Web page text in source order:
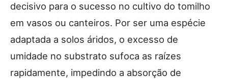
decisivo para o sucesso no cultivo do tomilho
em vasos ou canteiros. Por ser uma espécie
adaptada a solos áridos, o excesso de
umidade no substrato sufoca as raízes
rapidamente, impedindo a absorção de